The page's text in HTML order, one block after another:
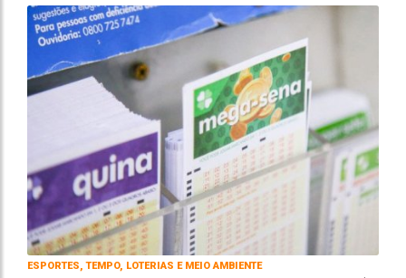
ESPORTES, TEMPO, LOTERIAS E MEIO AMBIENTE